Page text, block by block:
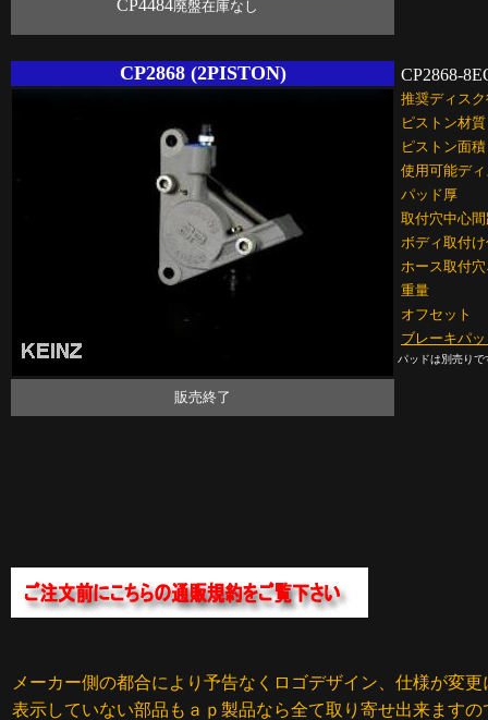
CP4484廃盤在庫なし
CP2868 (2PISTON) CP2868-
推奨ディス
ピストン材質
ピストン面積
使用可能デ
パッド厚
取付穴中心
ボディ取付
ホース取付
重量
オフセット
ブレーキパ
パッドは別売り
販売終了
メーカー側の都合により予告なくロゴデザイン、仕様が変
表示していない部品もａｐ製品なら全て取り寄せ出来ます